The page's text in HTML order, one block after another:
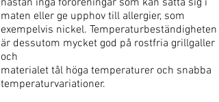
nästan inga föroreningar som kan sätta sig i
maten eller ge upphov till allergier, som
exempelvis nickel. Temperaturbeständigheten
är dessutom mycket god på rostfria grillgaller
och
materialet tål höga temperaturer och snabba
temperaturvariationer.